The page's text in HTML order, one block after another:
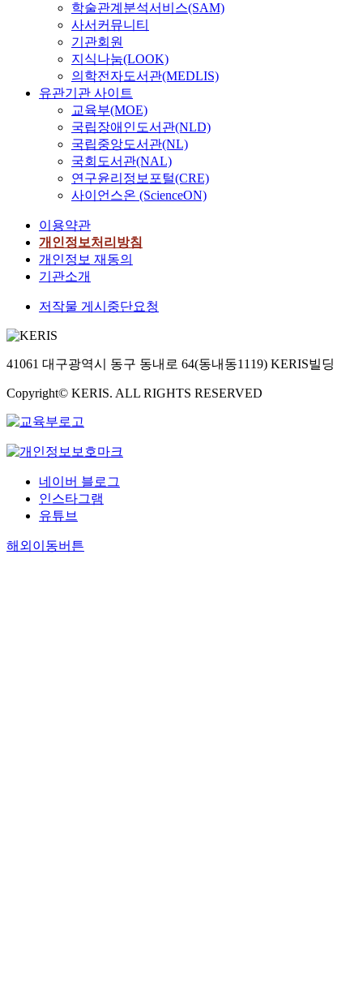
학술관계분석서비스(SAM)
사서커뮤니티
기관회원
지식나눔(LOOK)
의학전자도서관(MEDLIS)
유관기관 사이트
교육부(MOE)
국립장애인도서관(NLD)
국립중앙도서관(NL)
국회도서관(NAL)
연구윤리정보포털(CRE)
사이언스온 (ScienceON)
이용약관
개인정보처리방침
개인정보 재동의
기관소개
저작물 게시중단요청
41061 대구광역시 동구 동내로 64(동내동1119) KERIS빌딩
Copyright© KERIS. ALL RIGHTS RESERVED
네이버 블로그
인스타그램
유튜브
해외이동버튼